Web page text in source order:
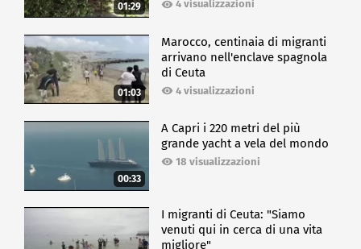
01:29 4 visualizzazioni
01:03
Marocco, centinaia di migranti
arrivano nell'enclave spagnola
di Ceuta
4 visualizzazioni
00:33
A Capri i 220 metri del più
grande yacht a vela del mondo
18 visualizzazioni
I migranti di Ceuta: "Siamo
venuti qui in cerca di una vita
migliore"